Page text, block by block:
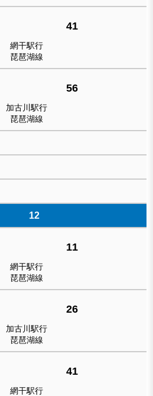
41
網干駅行
琵琶湖線
56
加古川駅行
琵琶湖線
12
11
網干駅行
琵琶湖線
26
加古川駅行
琵琶湖線
41
網干駅行